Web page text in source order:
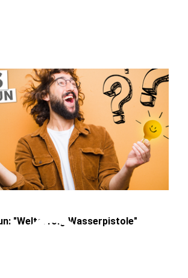
play_circle
"Welterfolg Wasserpistole"